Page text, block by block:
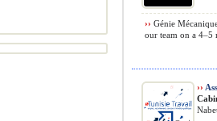
›› Génie
our team on a
››